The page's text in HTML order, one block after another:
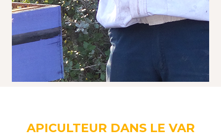
APICULTEUR DANS LE VAR